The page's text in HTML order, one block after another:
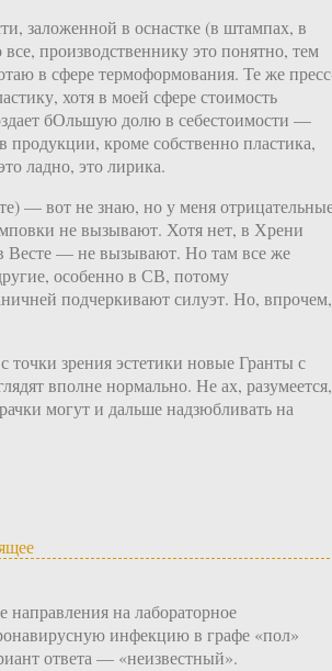
заложенной в оснастке (в штампах, в
производственнику это понятно, тем
в сфере термоформования. Те же
хотя в моей сфере стоимость
бОльшую долю в себестоимости —
продукции, кроме собственно пластика,
ладно, это лирика.
— вот не знаю, но у меня
не вызывают. Хотя нет, в Хрени
в Весте — не вызывают. Но там все же
особенно в СВ, потому
подчеркивают силуэт. Но, впрочем,
точки зрения эстетики новые Гранты с
вполне нормально. Не ах, разумеется,
могут и дальше надзюбливать на
направления на лабораторное
инфекцию в графе «пол»
ответа — «неизвестный».